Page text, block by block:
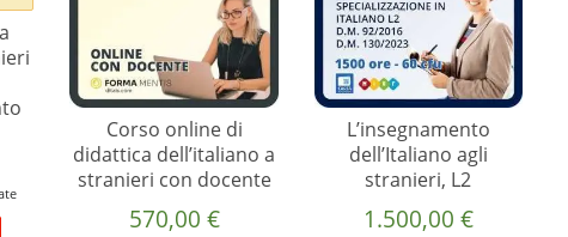
Corso online di
didattica dell’italiano a
stranieri con docente
570,00 €
L’insegnamento
dell’Italiano agli
stranieri, L2
1.500,00 €